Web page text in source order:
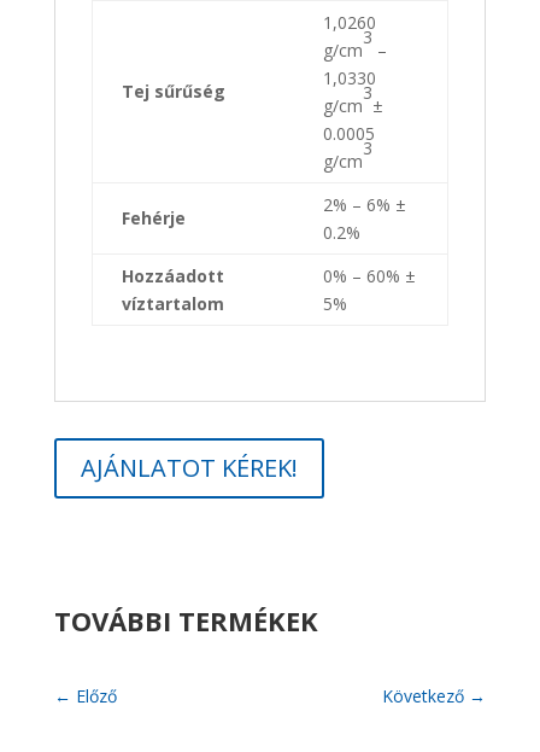
Tej sűrűség
1,0260
g/cm
3
–
1,0330
g/cm
3
±
0.0005
g/cm
3
Fehérje
2% – 6% ±
0.2%
Hozzáadott
víztartalom
0% – 60% ±
5%
AJÁNLATOT KÉREK!
TOVÁBBI TERMÉKEK
← Előző Következő →